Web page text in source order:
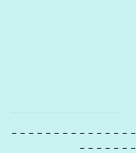
– – – – – – – – – – – – – –
– – – – – –